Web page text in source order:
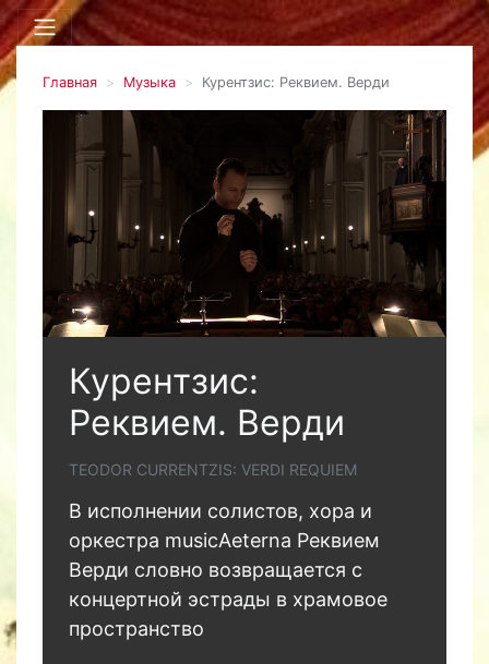
Главная Музыка Курентзис: Реквием. Верди
Курентзис:
Реквием. Верди
TEODOR CURRENTZIS: VERDI REQUIEM
В исполнении солистов, хора и
оркестра musicAeterna Реквием
Верди словно возвращается с
концертной эстрады в храмовое
пространство